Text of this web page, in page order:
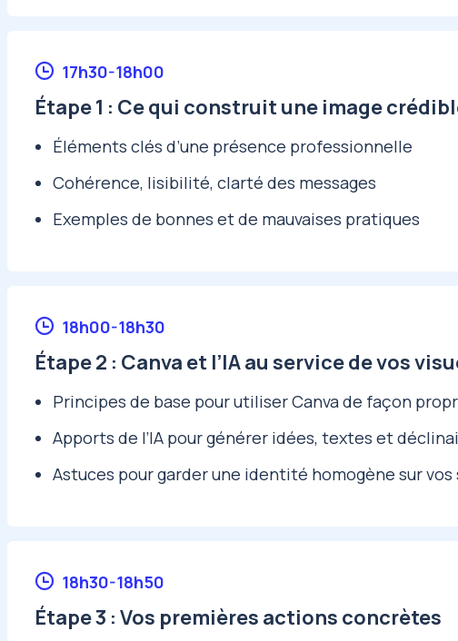
17h30-18h00
Étape 1 : Ce qui construit une image
Éléments clés d’une présence professionnelle
Cohérence, lisibilité, clarté des messages
Exemples de bonnes et de mauvaises pratiques
18h00-18h30
Étape 2 : Canva et l’IA au service de vos
Principes de base pour utiliser Canva de façon
Apports de l’IA pour générer idées, textes et
Astuces pour garder une identité homogène sur
18h30-18h50
Étape 3 : Vos premières actions concrètes